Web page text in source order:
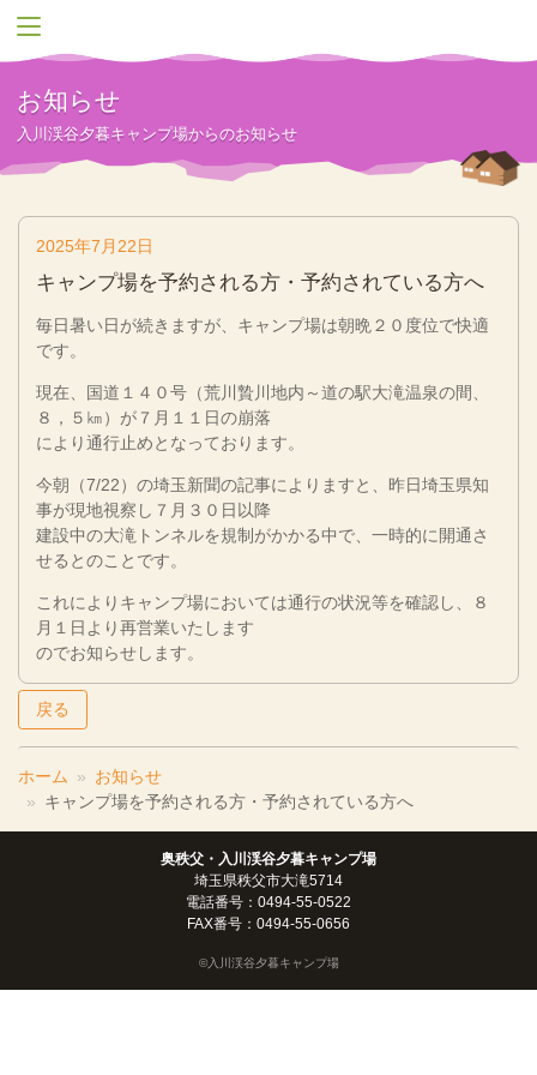
お知らせ
入川渓谷夕暮キャンプ場からのお知らせ
2025年7月22日
キャンプ場を予約される方・予約されている方へ
毎日暑い日が続きますが、キャンプ場は朝晩２０度位で快適
です。
現在、国道１４０号（荒川贄川地内～道の駅大滝温泉の間、
８，５㎞）が７月１１日の崩落
により通行止めとなっております。
今朝（7/22）の埼玉新聞の記事によりますと、昨日埼玉県知
事が現地視察し７月３０日以降
建設中の大滝トンネルを規制がかかる中で、一時的に開通さ
せるとのことです。
これによりキャンプ場においては通行の状況等を確認し、８
月１日より再営業いたします
のでお知らせします。
戻る
ホーム
お知らせ
キャンプ場を予約される方・予約されている方へ
奥秩父・入川渓谷夕暮キャンプ場
埼玉県秩父市大滝5714
電話番号：0494-55-0522
FAX番号：0494-55-0656
©入川渓谷夕暮キャンプ場